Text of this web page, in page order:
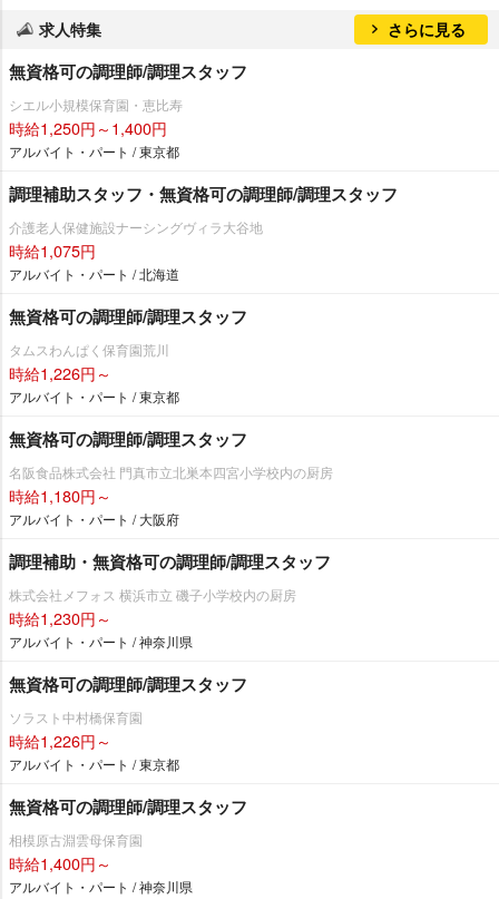
求人特集 さらに見る
無資格可の調理師/調理スタッフ
シエル小規模保育園・恵比寿
時給1,250円～1,400円
アルバイト・パート / 東京都
調理補助スタッフ・無資格可の調理師/調理スタッフ
介護老人保健施設ナーシングヴィラ大谷地
時給1,075円
アルバイト・パート / 北海道
無資格可の調理師/調理スタッフ
タムスわんぱく保育園荒川
時給1,226円～
アルバイト・パート / 東京都
無資格可の調理師/調理スタッフ
名阪食品株式会社 門真市立北巣本四宮小学校内の厨房
時給1,180円～
アルバイト・パート / 大阪府
調理補助・無資格可の調理師/調理スタッフ
株式会社メフォス 横浜市立 磯子小学校内の厨房
時給1,230円～
アルバイト・パート / 神奈川県
無資格可の調理師/調理スタッフ
ソラスト中村橋保育園
時給1,226円～
アルバイト・パート / 東京都
無資格可の調理師/調理スタッフ
相模原古淵雲母保育園
時給1,400円～
アルバイト・パート / 神奈川県